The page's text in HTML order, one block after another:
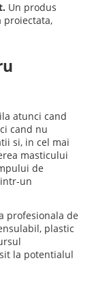
Un produs
proiectata,
atunci cand
cand nu
si, in cel mai
masticului
de
un
profesionala de
plastic
la potentialul